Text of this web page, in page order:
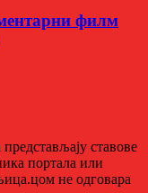
филм
ставове
портала или
не одговара